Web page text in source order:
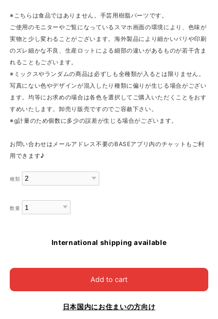
※こちらは食品ではありません。手芸用樹脂パーツです。
ご使用のモニターやご覧になっているスマホ画面の環境により、色味が
実物と少し変わることがございます。海外製品により細かいバリや印刷
のズレ細かな不良、生産ロットによる細部の違いがあるものが若干含ま
れることもございます。
※ミックスやランダムの商品は必ずしも全種類が入るとは限りません。
写真にない色やデザインが混入したり種類に偏りが生じる場合がござい
ます。均等にお求めの場合は各色を選択してご購入いただくことをおす
すめいたします。卸売り販売ですのでご容赦下さい。
※g計量のため個数に多少の誤差が生じる場合がございます。
お問い合わせはメールアドレス不要のBASEアプリ内のチャットもご利
用できます♪
種類
数量
International shipping available
Add to cart
日本国内にお住まいの方向け